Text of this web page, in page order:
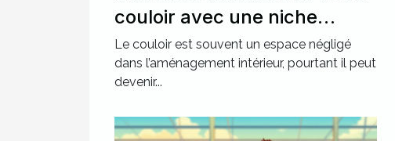
couloir avec une niche
murale ?
Le couloir est souvent un espace négligé
dans l’aménagement intérieur, pourtant il peut
devenir...